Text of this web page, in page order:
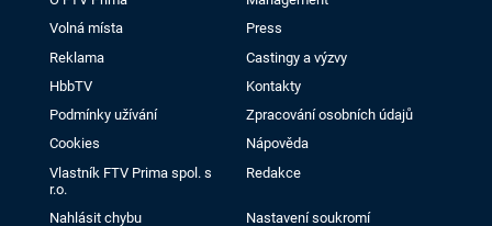
Volná místa
Press
Reklama
Castingy a výzvy
HbbTV
Kontakty
Podmínky užívání
Zpracování osobních údajů
Cookies
Nápověda
Vlastník FTV Prima spol. s
r.o.
Redakce
Nahlásit chybu Nastavení soukromí